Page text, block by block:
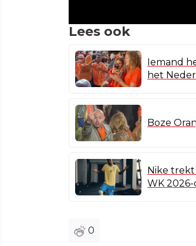
Lees ook
Iemand
het
Boze
Nike
WK
0